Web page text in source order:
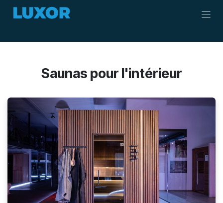
Se rendre au contenu
Saunas pour l'intérieur